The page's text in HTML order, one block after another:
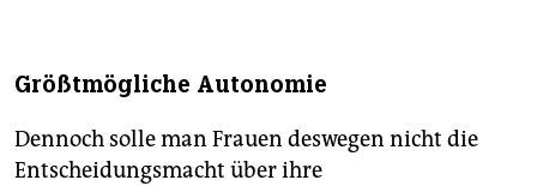
Größtmögliche Autonomie
Dennoch solle man Frauen deswegen nicht die
Entscheidungsmacht über ihre